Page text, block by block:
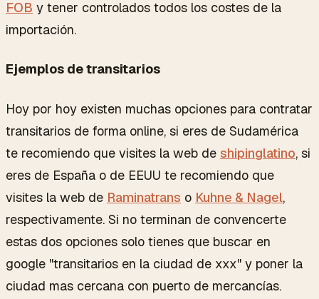
FOB y tener controlados todos los costes de la
importación.
Ejemplos de transitarios
Hoy por hoy existen muchas opciones para contratar
transitarios de forma online, si eres de Sudamérica
te recomiendo que visites la web de shipinglatino, si
eres de España o de EEUU te recomiendo que
visites la web de Raminatrans o Kuhne & Nagel,
respectivamente. Si no terminan de convencerte
estas dos opciones solo tienes que buscar en
google "transitarios en la ciudad de xxx" y poner la
ciudad mas cercana con puerto de mercancías.